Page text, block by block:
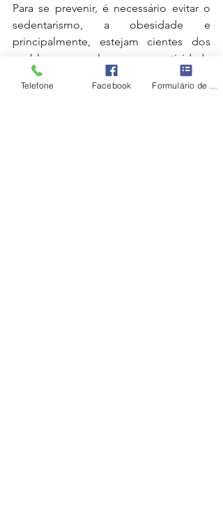
Para se prevenir, é necessário evitar o
sedentarismo, a obesidade e
principalmente, estejam cientes dos
problemas na coluna que sua atividade
profissional pode causar. Em caso de
qualquer dor intensa, procure um
Telefone Facebook